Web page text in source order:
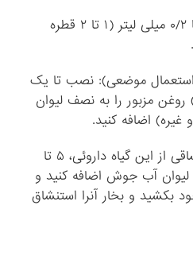
* اکالیپتول: روزانه ۰/۰۵ تا ۰/۲ میلی لیتر (۱ تا ۲ قطره
استعمال موضعی): نصب تا یک
(۱۵ تا ۳۰ قطره) روغن مزبور را به نصف لیوان
غیره) اضافه کنید.
* به منظور استفاده استنشاقی از این گیاه داروئی، ۵ تا
۱۰ قطره از روغن آنرا به ۲ لیوان آب جوش اضافه کنید و
بکشید و بخار آنرا استنشاق